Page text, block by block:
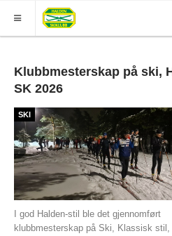
HJEM
GRUPPER
ELITE
Nyheter (World of O)
Nyheter
Sesongplan
Løpe for Halden SK?
Klubbmesterskap på ski,
SK 2026
SKI
I god Halden-stil ble det gjennomført
klubbmesterskap på Ski, Klassisk stil,